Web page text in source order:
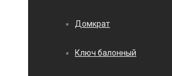
Домкрат
Ключ балонный